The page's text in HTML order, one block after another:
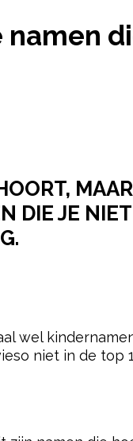
namen
DIE JE
wel
niet in de top